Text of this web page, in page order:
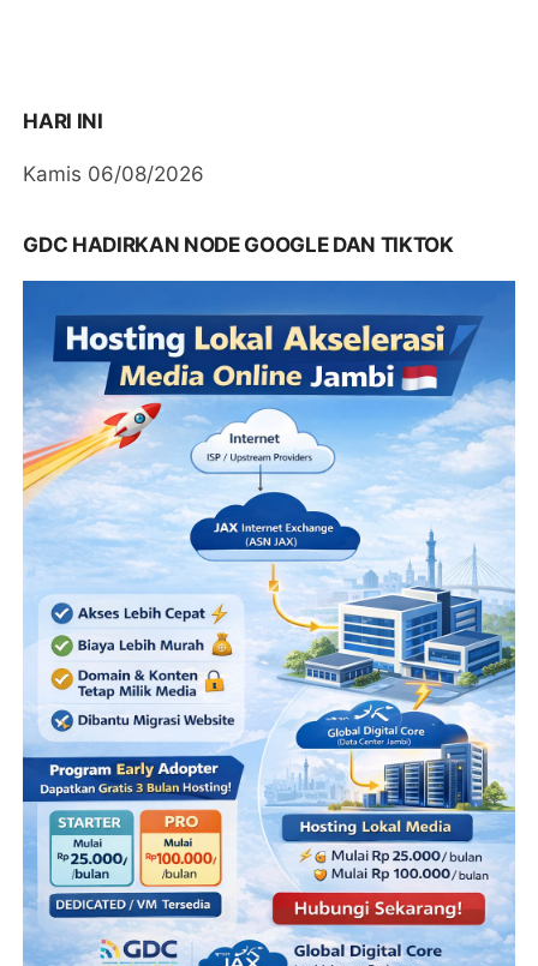
HARI INI
Kamis 06/08/2026
GDC HADIRKAN NODE GOOGLE DAN TIKTOK